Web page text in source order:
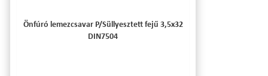
Önfúró lemezcsavar P/Süllyesztett fejű 3,5x32
DIN7504